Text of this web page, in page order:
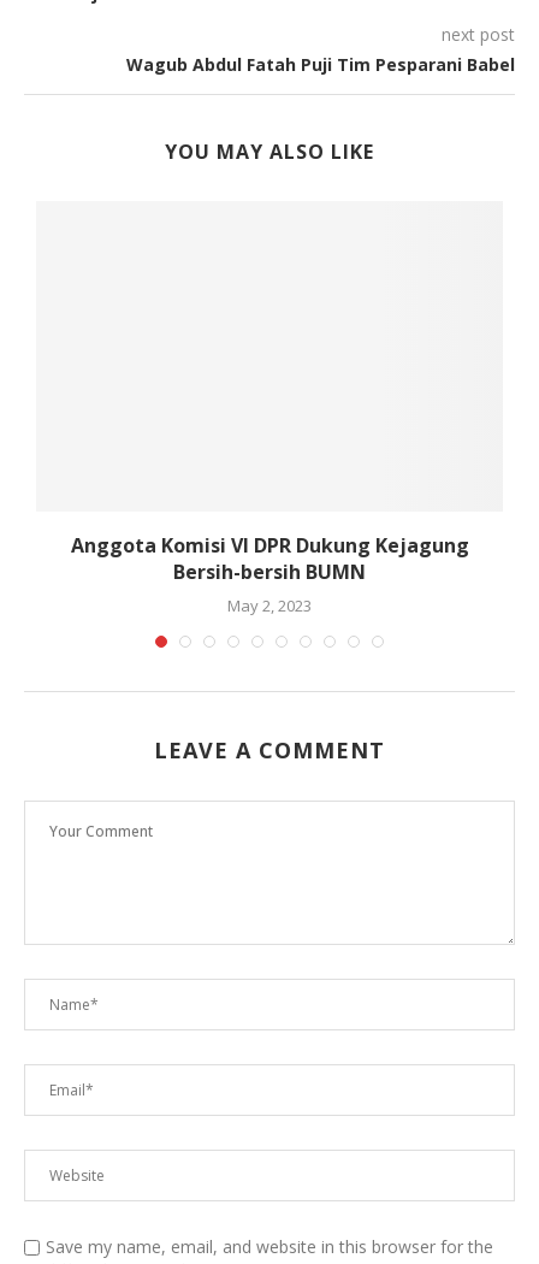
next post
Wagub Abdul Fatah Puji Tim Pesparani Babel
YOU MAY ALSO LIKE
Anggota Komisi VI DPR Dukung Kejagung
Bersih-bersih BUMN
May 2, 2023
LEAVE A COMMENT
Save my name, email, and website in this browser for the